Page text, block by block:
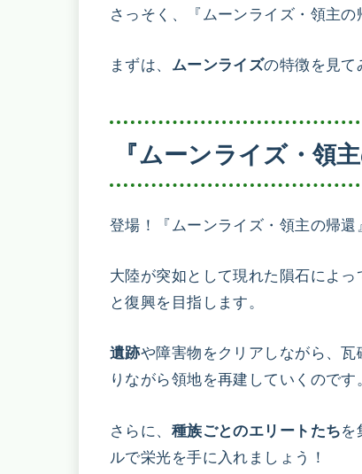
さっそく、『ムーンライズ・領主の
まずは、 ムーンライズの特徴を見て
『ムーンライズ・領
登場！『ムーンライズ・領主の帰
大陸が突如として現れた隕石によっ
と復興を目指します。
遺跡や障害物をクリアしながら、
りながら領地を再建していくのです。
さらに、 種族ごとのエリートたちを
ルで栄光を手に入れましょう！